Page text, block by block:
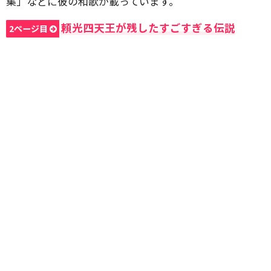
2ページ目 頼光四天王が残したすごすぎる伝説